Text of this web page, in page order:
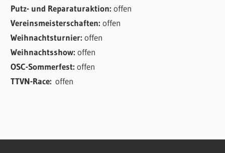
Putz- und Reparaturaktion:offen
Vereinsmeisterschaften:offen
Weihnachtsturnier:offen
Weihnachtsshow:offen
OSC-Sommerfest:offen
TTVN-Race:offen